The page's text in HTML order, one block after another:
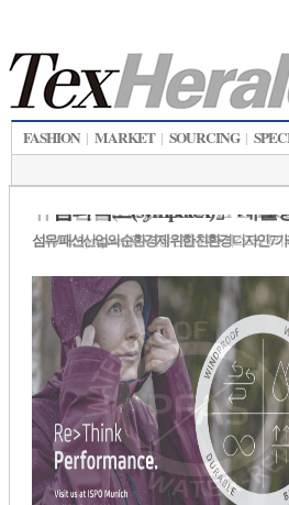
FASHION | MARKET | SOURCING |
「심파텍스(sympatex)」 재활
섬유/패션산업의 순환경제 위한 친환경 디자인 7